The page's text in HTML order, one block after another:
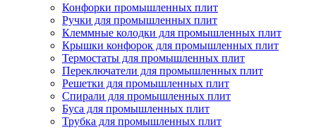
Конфорки промышленных плит
Ручки для промышленных плит
Клеммные колодки для промышленных плит
Крышки конфорок для промышленных плит
Термостаты для промышленных плит
Переключатели для промышленных плит
Решетки для промышленных плит
Спирали для промышленных плит
Буса для промышленных плит
Трубка для промышленных плит